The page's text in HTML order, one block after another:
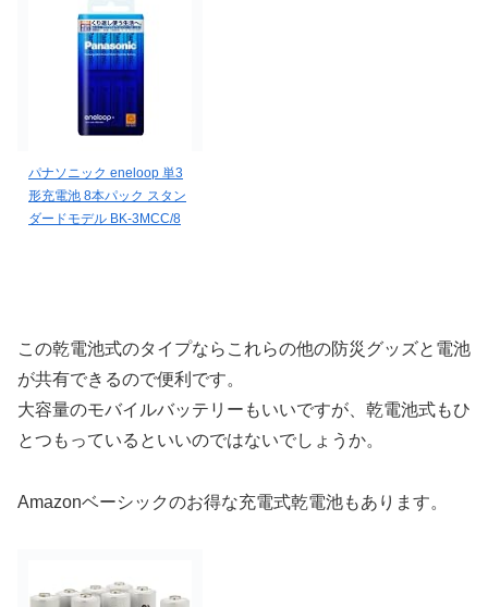
パナソニック eneloop 単3
形充電池 8本パック スタン
ダードモデル BK-3MCC/8
この乾電池式のタイプならこれらの他の防災グッズと電池
が共有できるので便利です。
大容量のモバイルバッテリーもいいですが、乾電池式もひ
とつもっているといいのではないでしょうか。
Amazonベーシックのお得な充電式乾電池もあります。